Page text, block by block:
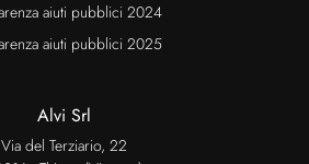
aiuti pubblici 2024
aiuti pubblici 2025
Alvi Srl
Via del Terziario, 22